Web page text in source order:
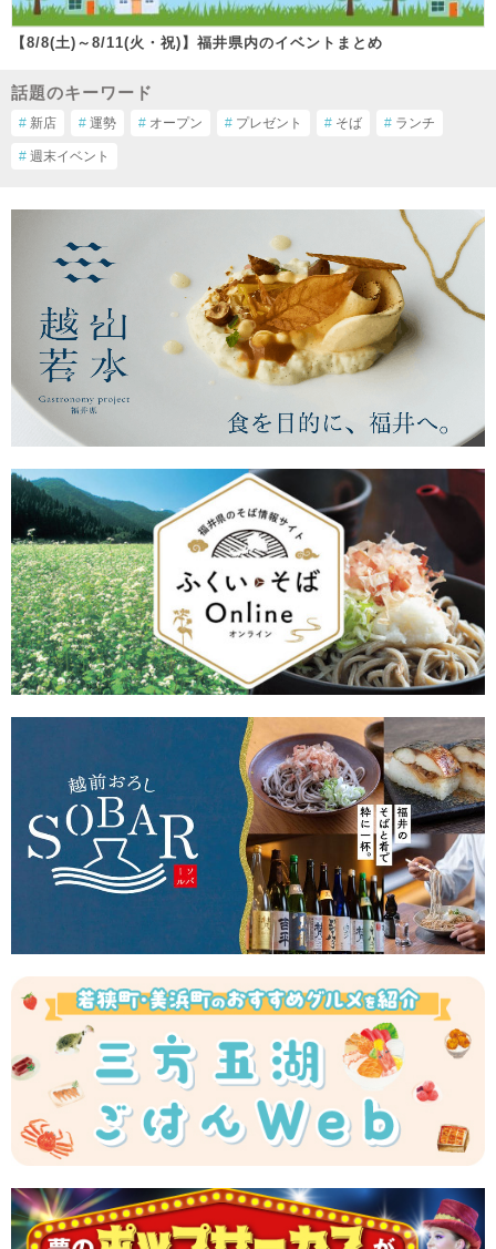
【8/8(土)～8/11(火・祝)】福井県内のイベントまとめ
話題のキーワード
# 新店 # 運勢 # オープン # プレゼント # そば # ランチ
# 週末イベント